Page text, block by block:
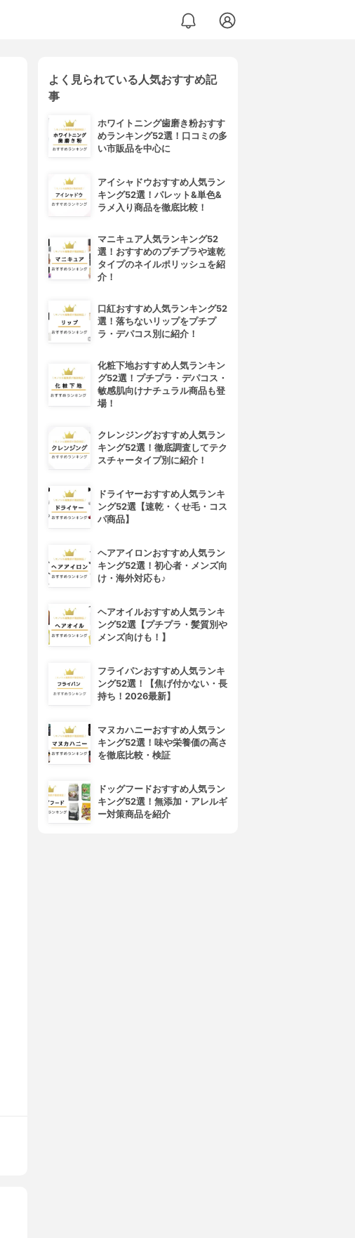
よく見られている人気おすすめ記
事
ホワイトニング歯磨き粉おすす
めランキング52選！口コミの多
い市販品を中心に
アイシャドウおすすめ人気ラン
キング52選！パレット&単色&
ラメ入り商品を徹底比較！
マニキュア人気ランキング52
選！おすすめのプチプラや速乾
タイプのネイルポリッシュを紹
介！
口紅おすすめ人気ランキング52
選！落ちないリップをプチプ
ラ・デパコス別に紹介！
化粧下地おすすめ人気ランキン
グ52選！プチプラ・デパコス・
敏感肌向けナチュラル商品も登
場！
クレンジングおすすめ人気ラン
キング52選！徹底調査してテク
スチャータイプ別に紹介！
ドライヤーおすすめ人気ランキ
ング52選【速乾・くせ毛・コス
パ商品】
ヘアアイロンおすすめ人気ラン
キング52選！初心者・メンズ向
け・海外対応も♪
ヘアオイルおすすめ人気ランキ
ング52選【プチプラ・髪質別や
メンズ向けも！】
フライパンおすすめ人気ランキ
ング52選！【焦げ付かない・長
持ち！2026最新】
マヌカハニーおすすめ人気ラン
キング52選！味や栄養価の高さ
を徹底比較・検証
ドッグフードおすすめ人気ラン
キング52選！無添加・アレルギ
ー対策商品を紹介